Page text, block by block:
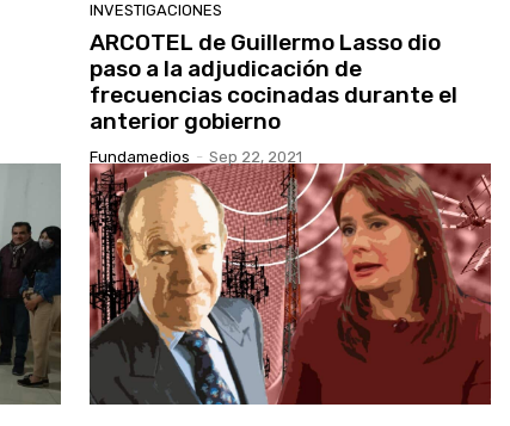
INVESTIGACIONES
ARCOTEL de Guillermo Lasso dio
paso a la adjudicación de
frecuencias cocinadas durante el
anterior gobierno
Fundamedios - Sep 22, 2021